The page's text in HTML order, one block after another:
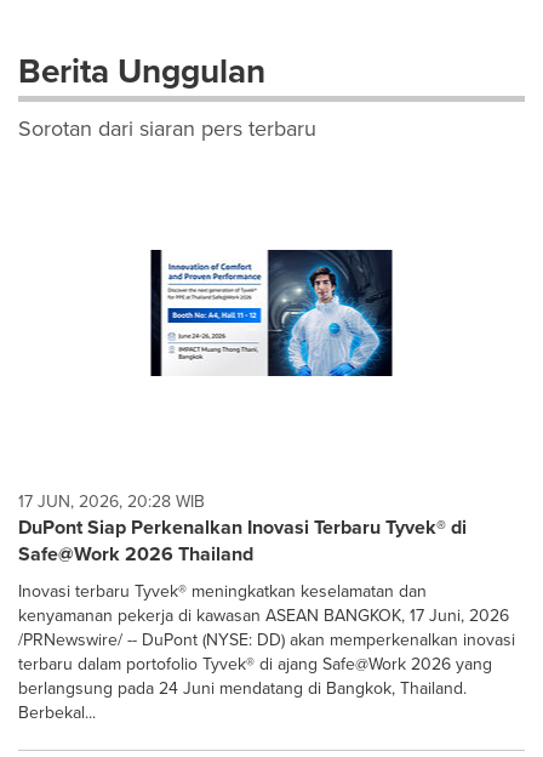
Berita Unggulan
Sorotan dari siaran pers terbaru
17 JUN, 2026, 20:28 WIB
DuPont Siap Perkenalkan Inovasi Terbaru Tyvek® di
Safe@Work 2026 Thailand
Inovasi terbaru Tyvek® meningkatkan keselamatan dan
kenyamanan pekerja di kawasan ASEAN BANGKOK, 17 Juni, 2026
/PRNewswire/ -- DuPont (NYSE: DD) akan memperkenalkan inovasi
terbaru dalam portofolio Tyvek® di ajang Safe@Work 2026 yang
berlangsung pada 24 Juni mendatang di Bangkok, Thailand.
Berbekal...